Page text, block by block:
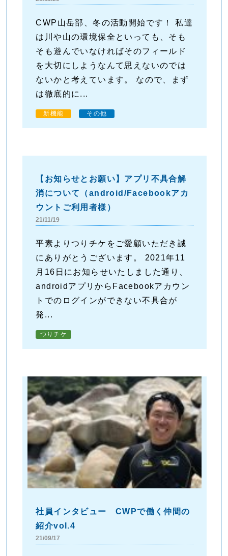
CWP山岳部、冬の活動開始です！ 私達
は川や山の環境保全といっても、そも
そも遊んでいなければそのフィールド
を大切にしようなんて思えないのでは
ないかと考えています。 なので、まず
は徹底的に...
新機能 その他
【お知らせとお願い】アプリ不具合解
消について（android/Facebookアカ
ウントご利用者様）
21/11/19
平素よりつりチケをご愛顧いただき誠
にありがとうございます。 2021年11
月16日にお知らせいたしました通り、
androidアプリからFacebookアカウン
トでのログインができない不具合が
発...
つりチケ
社員インタビュー CWPで働く仲間の
紹介vol.4
21/09/17